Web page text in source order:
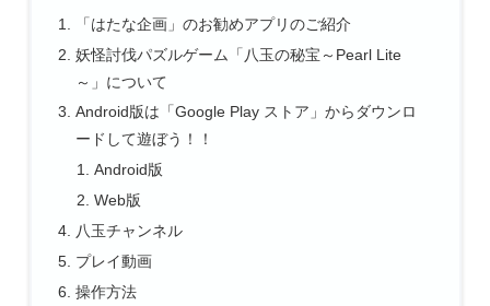
「はたな企画」のお勧めアプリのご紹介
妖怪討伐パズルゲーム「八玉の秘宝～Pearl Lite
～」について
Android版は「Google Play ストア」からダウンロ
ードして遊ぼう！！
Android版
Web版
八玉チャンネル
プレイ動画
操作方法